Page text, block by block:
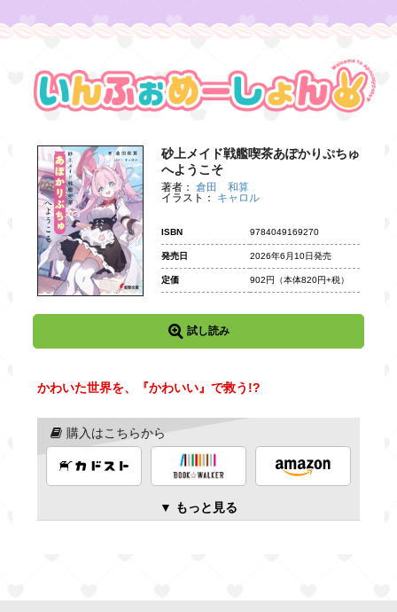
砂上メイド戦艦喫茶あぽかりぷちゅ
へようこそ
著者： 倉田 和算
イラスト： キャロル
ISBN 9784049169270
発売日 2026年6月10日発売
定価 902円 （本体820円+税）
試し読み
かわいた世界を、『かわいい』で救う!?
購入はこちらから
▼ もっと見る